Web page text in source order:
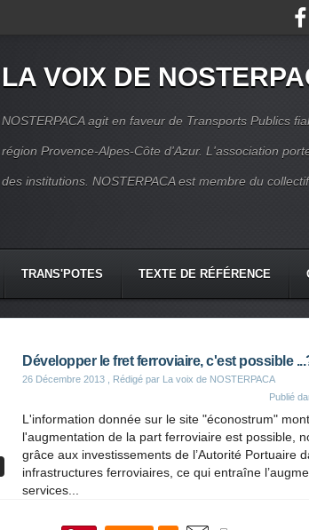
LA VOIX DE
NOSTERPACA agit en faveur de Transports Publics
région Provence-Alpes-Côte d'Azur. L'association
des institutions. NOSTERPACA est membre du
TRANS'POTES TEXTE DE RÉFÉRENCE
Développer le fret ferroviaire, c'est possible
26 Décembre 2013 , Rédigé par La voix de NOSTERPACA
Publié
L'information donnée sur le site "éconostrum"
l'augmentation de la part ferroviaire est possible,
grâce aux investissements de l’Autorité Portuaire
infrastructures ferroviaires, ce qui entraîne
services...